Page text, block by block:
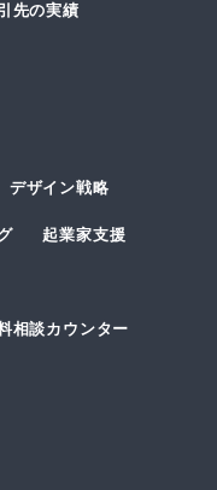
先の実績
デザイン戦略
起業家支援
相談カウンター